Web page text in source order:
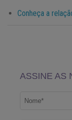
Conheça a